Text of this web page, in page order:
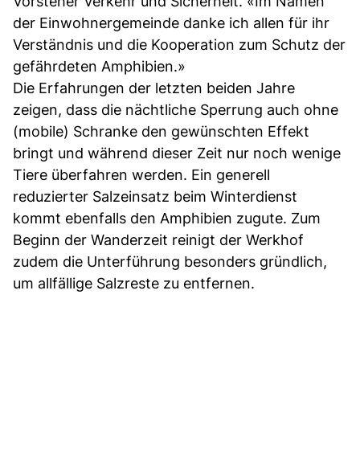
der Einwohnergemeinde danke ich allen für ihr
Verständnis und die Kooperation zum Schutz der
gefährdeten Amphibien.»
Die Erfahrungen der letzten beiden Jahre
zeigen, dass die nächtliche Sperrung auch ohne
(mobile) Schranke den gewünschten Effekt
bringt und während dieser Zeit nur noch wenige
Tiere überfahren werden. Ein generell
reduzierter Salzeinsatz beim Winterdienst
kommt ebenfalls den Amphibien zugute. Zum
Beginn der Wanderzeit reinigt der Werkhof
zudem die Unterführung besonders gründlich,
um allfällige Salzreste zu entfernen.